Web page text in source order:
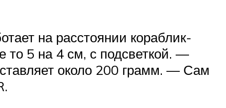
на расстоянии кораблик-
то 5 на 4 см, с подсветкой. —
около 200 грамм. — Сам